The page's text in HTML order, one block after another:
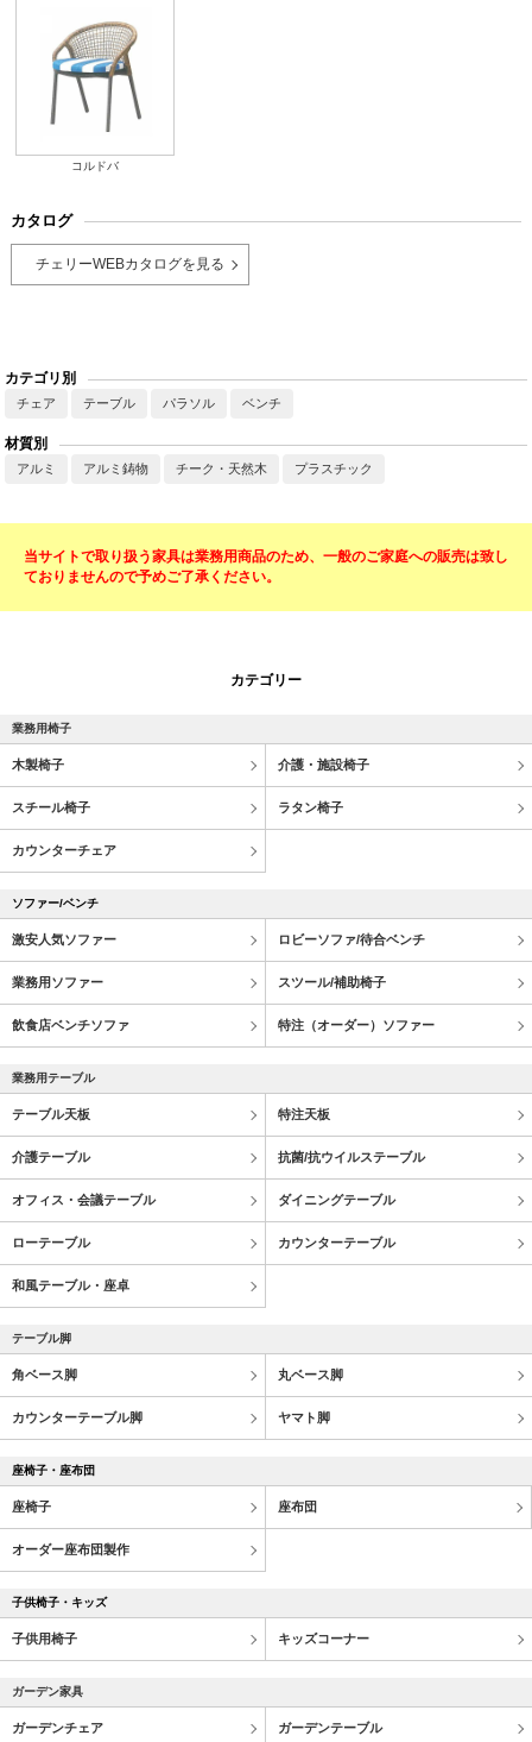
コルドバ
カタログ
チェリーWEBカタログを見る
カテゴリ別
チェア テーブル パラソル ベンチ
材質別
アルミ アルミ鋳物 チーク・天然木 プラスチック
当サイトで取り扱う家具は業務用商品のため、一般のご家庭への販売は致し
ておりませんので予めご了承ください。
カテゴリー
業務用椅子
木製椅子 介護・施設椅子
スチール椅子 ラタン椅子
カウンターチェア
ソファー/ベンチ
激安人気ソファー ロビーソファ/待合ベンチ
業務用ソファー スツール/補助椅子
飲食店ベンチソファ 特注（オーダー）ソファー
業務用テーブル
テーブル天板 特注天板
介護テーブル 抗菌/抗ウイルステーブル
オフィス・会議テーブル ダイニングテーブル
ローテーブル カウンターテーブル
和風テーブル・座卓
テーブル脚
角ベース脚 丸ベース脚
カウンターテーブル脚 ヤマト脚
座椅子・座布団
座椅子 座布団
オーダー座布団製作
子供椅子・キッズ
子供用椅子 キッズコーナー
ガーデン家具
ガーデンチェア ガーデンテーブル